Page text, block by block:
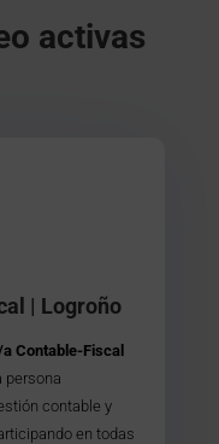
activas
| Logroño
Contable-Fiscal
persona
contable y
en todas